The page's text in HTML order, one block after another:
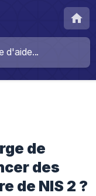
de
des
de NIS 2 ?